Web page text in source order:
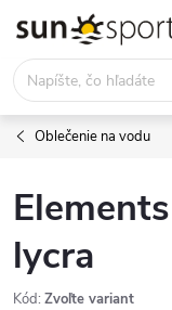
obsah
Oblečenie na vodu
lycra
Kód: Zvoľte variant